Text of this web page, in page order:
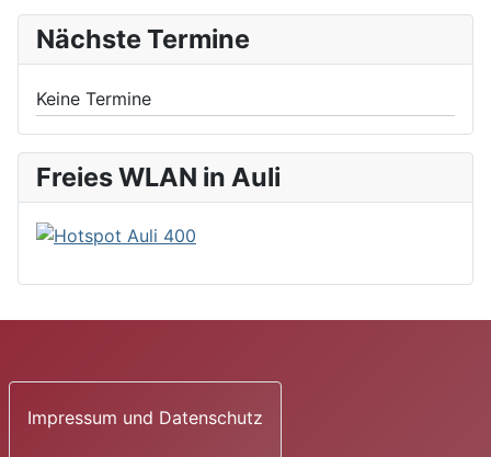
Nächste Termine
Keine Termine
Freies WLAN in Auli
Impressum und Datenschutz